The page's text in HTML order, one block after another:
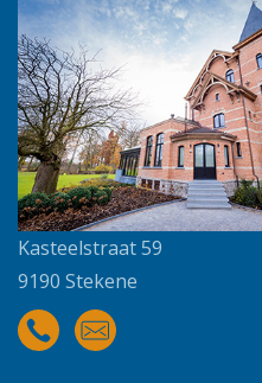
Kasteelstraat 59
9190 Stekene